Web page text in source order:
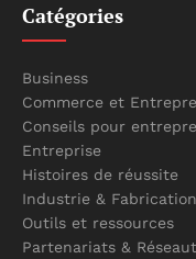
Catégories
Business
Commerce et
Conseils pour
Entreprise
Histoires de réussite
Industrie & Fabrication
Outils et ressources
Partenariats &